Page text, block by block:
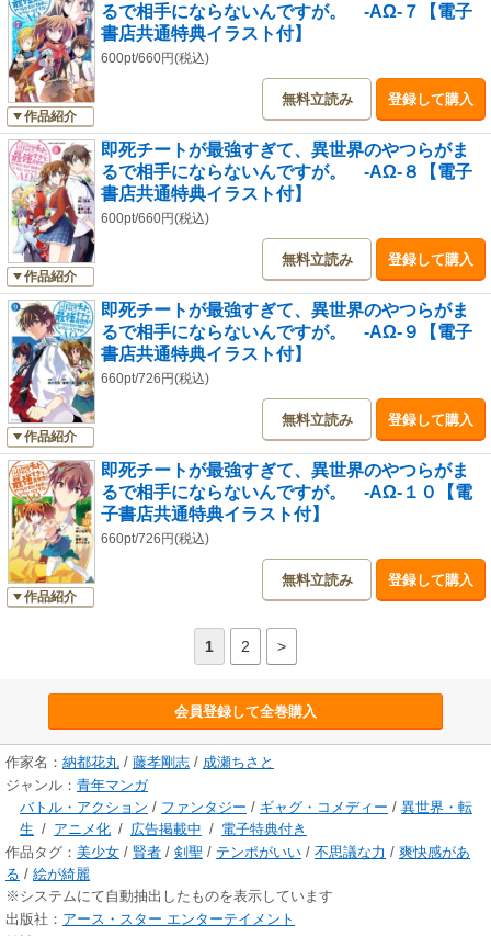
作品紹介
るで相手にならないんですが。 -ΑΩ-７【電子
書店共通特典イラスト付】
600pt/660円(税込)
無料立読み 登録して購入
作品紹介
即死チートが最強すぎて、異世界のやつらがま
るで相手にならないんですが。 -ΑΩ-８【電子
書店共通特典イラスト付】
600pt/660円(税込)
無料立読み 登録して購入
作品紹介
即死チートが最強すぎて、異世界のやつらがま
るで相手にならないんですが。 -ΑΩ-９【電子
書店共通特典イラスト付】
660pt/726円(税込)
無料立読み 登録して購入
作品紹介
即死チートが最強すぎて、異世界のやつらがま
るで相手にならないんですが。 -ΑΩ-１０【電
子書店共通特典イラスト付】
660pt/726円(税込)
無料立読み 登録して購入
1 2 >
会員登録して全巻購入
作家名： 納都花丸 / 藤孝剛志 / 成瀬ちさと
ジャンル： 青年マンガ
バトル・アクション / ファンタジー / ギャグ・コメディー / 異世界・転
生 / アニメ化 / 広告掲載中 / 電子特典付き
作品タグ： 美少女 / 賢者 / 剣聖 / テンポがいい / 不思議な力 / 爽快感があ
る / 絵が綺麗
※システムにて自動抽出したものを表示しています
出版社： アース・スター エンターテイメント